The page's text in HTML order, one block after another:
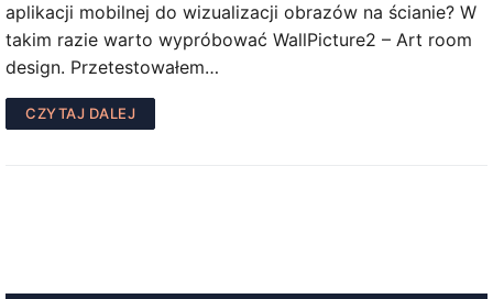
aplikacji mobilnej do wizualizacji obrazów na ścianie? W
takim razie warto wypróbować WallPicture2 – Art room
design. Przetestowałem…
CZYTAJ DALEJ